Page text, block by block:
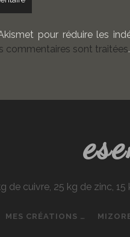
pour réduire les
commentaires sont traitées.
cuivre, 25 kg de zinc,
MES CRÉATIONS …